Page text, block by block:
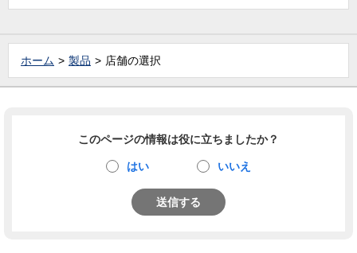
ホーム 製品 店舗の選択
このページの情報は役に立ちましたか？
はい いいえ
送信する